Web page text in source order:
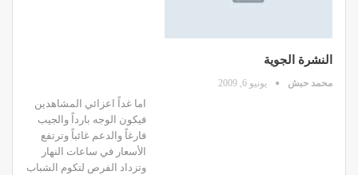
النشرة الجوية
محمد حبش يونيو 6, 2009
اما غداً اعزائي المشاهدين
فيكون الوجه بارداً والجيب
فارغاً والدعم غائباً وترتفع
الأسعار في ساعات النهار
وتزداد الفرص لتكوم الشباب